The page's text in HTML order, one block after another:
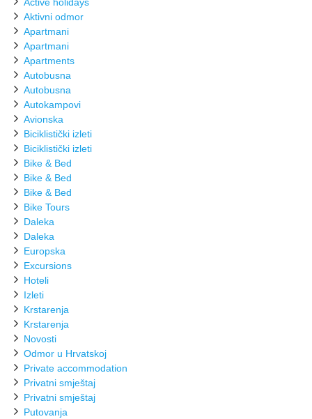
Aktivni odmor
Apartmani
Apartmani
Apartments
Autobusna
Autobusna
Autokampovi
Avionska
Biciklistički izleti
Biciklistički izleti
Bike & Bed
Bike & Bed
Bike & Bed
Bike Tours
Daleka
Daleka
Europska
Excursions
Hoteli
Izleti
Krstarenja
Krstarenja
Novosti
Odmor u Hrvatskoj
Private accommodation
Privatni smještaj
Privatni smještaj
Putovanja